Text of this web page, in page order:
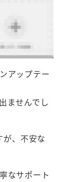
アップテー
ませんでし
、不安な
なサポート